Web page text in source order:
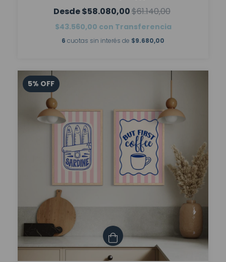
$58.080,00$61.140,00
$43.560,00 con Transferencia
6 cuotas sin interés de $9.680,00
5% OFF